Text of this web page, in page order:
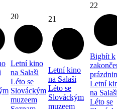
20
Letní kino
na Salaši
Léto se
Slováckým
muzeem
21
Letní kino
na Salaši
Léto se
Slováckým
muzeem
22
Bigbít k
prázdnin
Letní
na
Léto se